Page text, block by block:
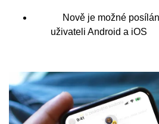
Nově je možné
uživateli Android a iOS